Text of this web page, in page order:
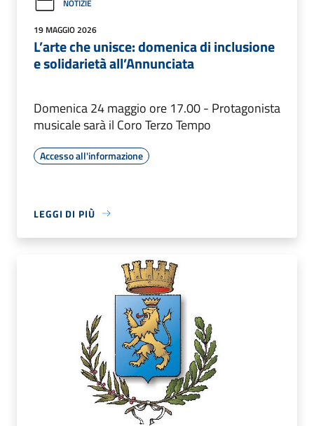
NOTIZIE
19 MAGGIO 2026
L’arte che unisce: domenica di inclusione
e solidarietà all’Annunciata
Domenica 24 maggio ore 17.00 - Protagonista
musicale sarà il Coro Terzo Tempo
Accesso all'informazione
LEGGI DI PIÙ